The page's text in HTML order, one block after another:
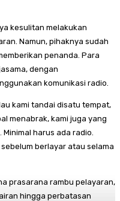
kesulitan melakukan
Namun, pihaknya sudah
penanda. Para
dengan
komunikasi radio.
kami tandai disatu tempat,
menabrak, kami juga yang
harus ada radio.
berlayar atau selama
prasarana rambu pelayaran,
hingga perbatasan